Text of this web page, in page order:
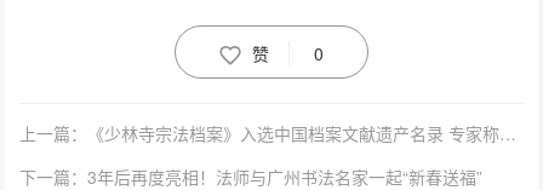
赞 0
上一篇：《少林寺宗法档案》入选中国档案文献遗产名录 专家称具有世界文化价值
下一篇：3年后再度亮相！法师与广州书法名家一起“新春送福”